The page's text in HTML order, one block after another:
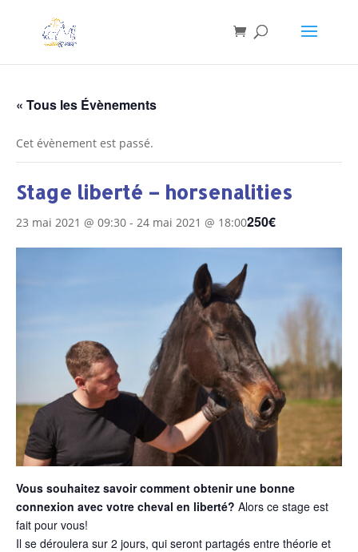
« Tous les Évènements
Cet évènement est passé.
Stage liberté – horsenalities
23 mai 2021 @ 09:30 - 24 mai 2021 @ 18:00250€
Vous souhaitez savoir comment obtenir une bonne
connexion avec votre cheval en liberté? Alors ce stage est
fait pour vous!
Il se déroulera sur 2 jours, qui seront partagés entre théorie et